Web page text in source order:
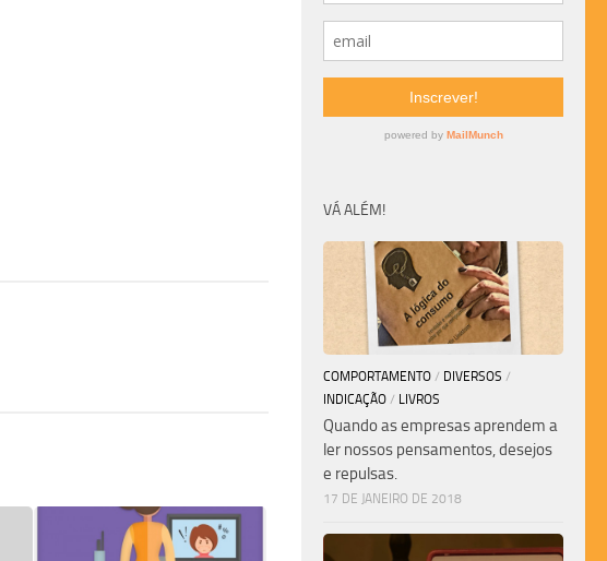
VÁ ALÉM!
COMPORTAMENTO / DIVERSOS /
INDICAÇÃO / LIVROS
Quando as empresas aprendem a
ler nossos pensamentos, desejos
e repulsas.
17 DE JANEIRO DE 2018